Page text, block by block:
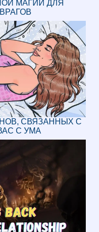
МАГИИ ДЛЯ
СВЯЗАННЫХ С
С УМА